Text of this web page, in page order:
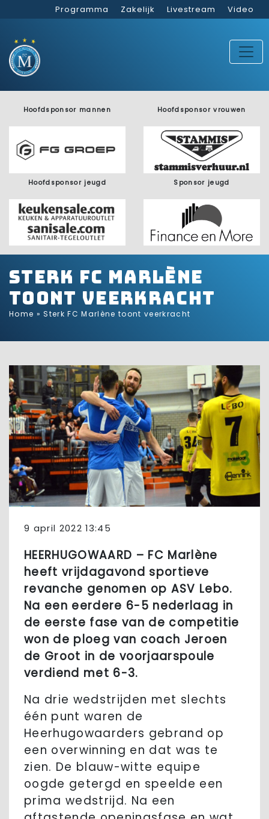
Programma Zakelijk Livestream Video
Hoofdsponsor mannen Hoofdsponsor vrouwen
Hoofdsponsor jeugd Sponsor jeugd
Sterk FC Marlène
toont veerkracht
Home »Sterk FC Marlène toont veerkracht
9 april 2022 13:45
HEERHUGOWAARD – FC Marlène
heeft vrijdagavond sportieve
revanche genomen op ASV Lebo.
Na een eerdere 6-5 nederlaag in
de eerste fase van de competitie
won de ploeg van coach Jeroen
de Groot in de voorjaarspoule
verdiend met 6-3.
Na drie wedstrijden met slechts
één punt waren de
Heerhugowaarders gebrand op
een overwinning en dat was te
zien. De blauw-witte equipe
oogde getergd en speelde een
prima wedstrijd. Na een